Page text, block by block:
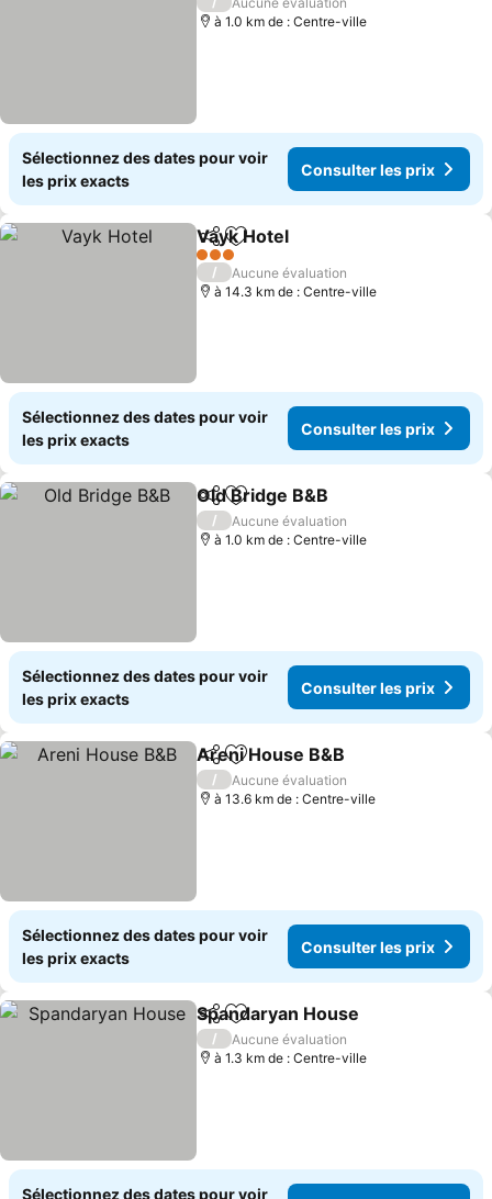
à 1.0 km de : Centre-ville
Sélectionnez des dates pour voir
les prix exacts
Consulter les prix
PartagerAjouter à mes favoris
Vayk Hotel
3 Étoiles
/
Aucune évaluation
à 14.3 km de : Centre-ville
Sélectionnez des dates pour voir
les prix exacts
Consulter les prix
PartagerAjouter à mes favoris
Old Bridge B&B
/
Aucune évaluation
à 1.0 km de : Centre-ville
Sélectionnez des dates pour voir
les prix exacts
Consulter les prix
PartagerAjouter à mes favoris
Areni House B&B
/
Aucune évaluation
à 13.6 km de : Centre-ville
Sélectionnez des dates pour voir
les prix exacts
Consulter les prix
PartagerAjouter à mes favoris
Spandaryan House
/
Aucune évaluation
à 1.3 km de : Centre-ville
Sélectionnez des dates pour voir